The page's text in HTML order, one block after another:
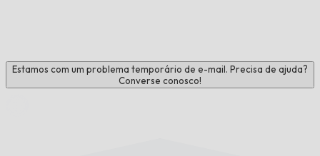
Estamos com um problema temporário de e-mail. Precisa de ajuda?
Converse conosco!